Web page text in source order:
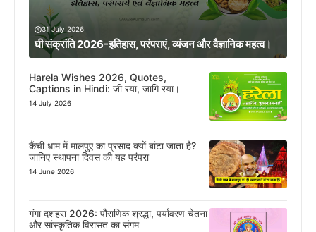
31 July 2026
घी संक्रांति 2026-इतिहास, परंपराएं, व्यंजन और वैज्ञानिक महत्व।
Harela Wishes 2026, Quotes,
Captions in Hindi: जी रया, जागि रया।
14 July 2026
कैंची धाम में मालपुए का प्रसाद क्यों बांटा जाता है?
जानिए स्थापना दिवस की यह परंपरा
14 June 2026
गंगा दशहरा 2026: पौराणिक श्रद्धा, पर्यावरण चेतना
और सांस्कृतिक विरासत का संगम